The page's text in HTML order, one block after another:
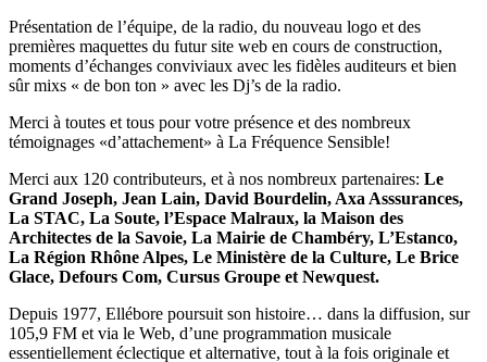
Présentation de l’équipe, de la radio, du nouveau logo et des
premières maquettes du futur site web en cours de construction,
moments d’échanges conviviaux avec les fidèles auditeurs et bien
sûr mixs « de bon ton » avec les Dj’s de la radio.
Merci à toutes et tous pour votre présence et des nombreux
témoignages «d’attachement» à La Fréquence Sensible!
Merci aux 120 contributeurs, et à nos nombreux partenaires: Le
Grand Joseph, Jean Lain, David Bourdelin, Axa Asssurances,
La STAC, La Soute, l’Espace Malraux, la Maison des
Architectes de la Savoie, La Mairie de Chambéry, L’Estanco,
La Région Rhône Alpes, Le Ministère de la Culture, Le Brice
Glace, Defours Com, Cursus Groupe et Newquest.
Depuis 1977, Ellébore poursuit son histoire… dans la diffusion, sur
105,9 FM et via le Web, d’une programmation musicale
essentiellement éclectique et alternative, tout à la fois originale et